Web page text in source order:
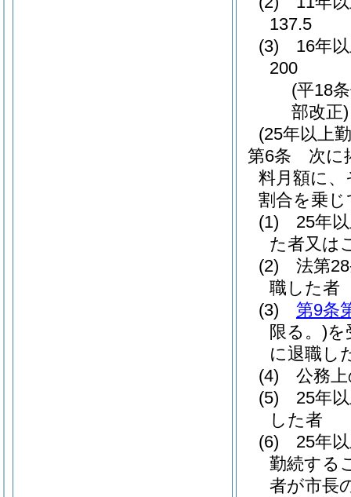
137.5
(3)
16年
200
(平18
部改正)
(25年以上
第6条
次に
料月額に
割合を乗
(1)
25年
た者又は
(2)
法第
職した者
(3)
第9条
限る。)を
に退職し
(4)
公務
(5)
25年
した者
(6)
25年
勤続する
者が市長